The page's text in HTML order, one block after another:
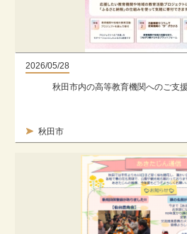
2026/05/28
秋田市
秋田市内の高等教育機関へのご支